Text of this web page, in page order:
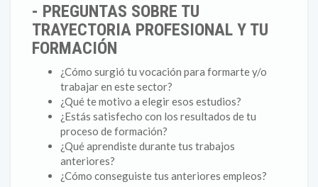
- PREGUNTAS SOBRE TU
TRAYECTORIA PROFESIONAL Y TU
FORMACIÓN
¿Cómo surgió tu vocación para formarte y/o
trabajar en este sector?
¿Qué te motivo a elegir esos estudios?
¿Estás satisfecho con los resultados de tu
proceso de formación?
¿Qué aprendiste durante tus trabajos
anteriores?
¿Cómo conseguiste tus anteriores empleos?